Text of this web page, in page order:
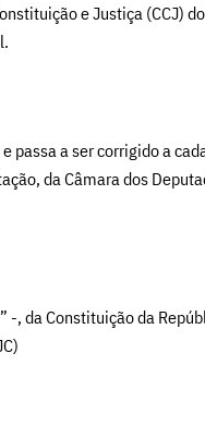
e Justiça (CCJ)
a ser corrigido a
da Câmara dos
da Constituição da